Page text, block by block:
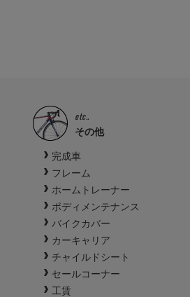
etc..
その他
完成車
フレーム
ホームトレーナー
ボディメンテナンス
バイクカバー
カーキャリア
チャイルドシート
セールコーナー
工賃